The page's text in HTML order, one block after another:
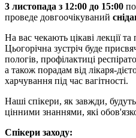
3 листопада з 12:00 до 15:00
проведе довгоочікуваний
На вас чекають цікаві лекції
Цьогорічна зустріч буде
пологів, профілактиці
а також порадам від лікаря-
харчування під час вагітності.
Наші спікери, як завжди,
цінними знаннями, які
Спікери заходу: